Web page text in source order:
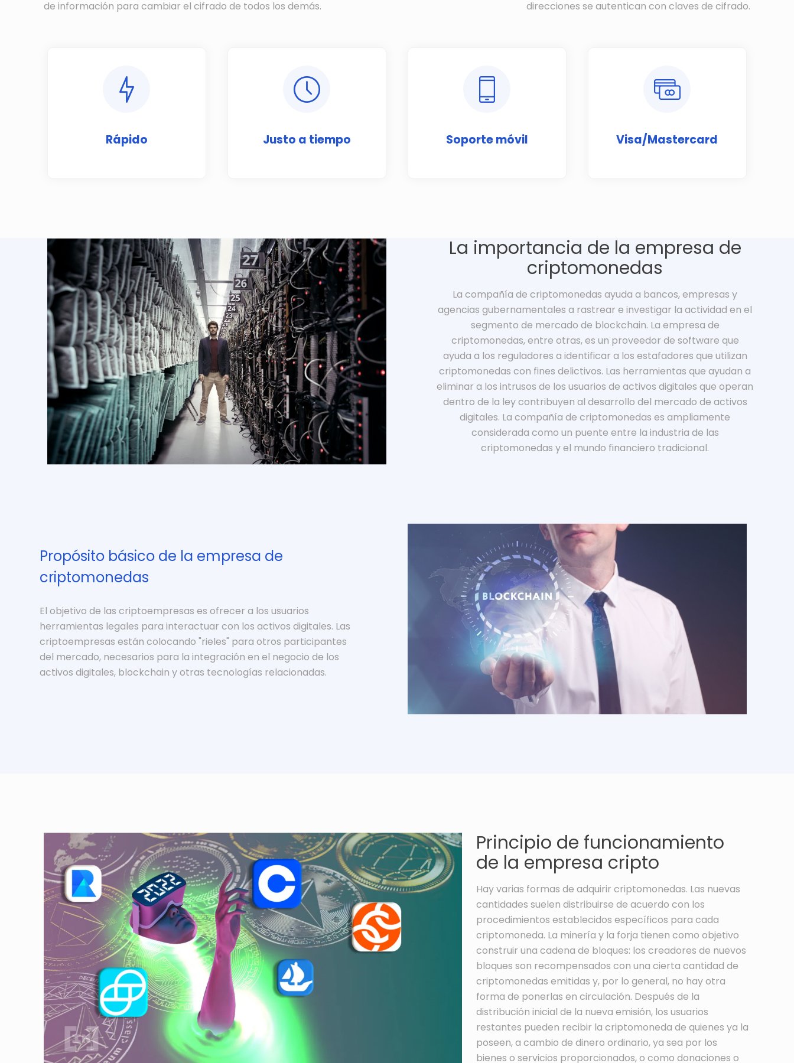
de información para cambiar el cifrado de todos los demás.
direcciones se autentican con claves de cifrado.
Rápido Justo a tiempo Soporte móvil Visa/Mastercard
La importancia de la empresa de
criptomonedas
La compañía de criptomonedas ayuda a bancos, empresas y
agencias gubernamentales a rastrear e investigar la actividad en el
segmento de mercado de blockchain. La empresa de
criptomonedas, entre otras, es un proveedor de software que
ayuda a los reguladores a identificar a los estafadores que utilizan
criptomonedas con fines delictivos. Las herramientas que ayudan a
eliminar a los intrusos de los usuarios de activos digitales que operan
dentro de la ley contribuyen al desarrollo del mercado de activos
digitales. La compañía de criptomonedas es ampliamente
considerada como un puente entre la industria de las
criptomonedas y el mundo financiero tradicional.
Propósito básico de la empresa de
criptomonedas
El objetivo de las criptoempresas es ofrecer a los usuarios
herramientas legales para interactuar con los activos digitales. Las
criptoempresas están colocando "rieles" para otros participantes
del mercado, necesarios para la integración en el negocio de los
activos digitales, blockchain y otras tecnologías relacionadas.
Principio de funcionamiento
de la empresa cripto
Hay varias formas de adquirir criptomonedas. Las nuevas
cantidades suelen distribuirse de acuerdo con los
procedimientos establecidos específicos para cada
criptomoneda. La minería y la forja tienen como objetivo
construir una cadena de bloques: los creadores de nuevos
bloques son recompensados con una cierta cantidad de
criptomonedas emitidas y, por lo general, no hay otra
forma de ponerlas en circulación. Después de la
distribución inicial de la nueva emisión, los usuarios
restantes pueden recibir la criptomoneda de quienes ya la
poseen, a cambio de dinero ordinario, ya sea por los
bienes o servicios proporcionados, o como donaciones o